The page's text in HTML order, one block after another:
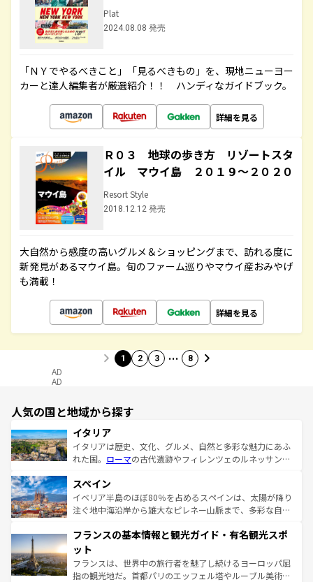
Plat
2024.08.08 発売
「ＮＹでやるべきこと」「見るべきもの」を、現地ニューヨー
カーと達人編集者が厳選紹介！！ ハンディなガイドブック。
詳細を見る
Ｒ０３ 地球の歩き方 リゾートスタ
イル マウイ島 ２０１９～２０２０
Resort Style
2018.12.12 発売
大自然から感度の高いグルメ＆ショッピングまで、訪れる度に
新発見があるマウイ島。旬のファーム巡りやマウイ産おみやげ
も満載！
詳細を見る
1 2 3 … 8
AD
AD
人気の国と地域から探す
イタリア
イタリアは歴史、文化、グルメ、自然と多彩な魅力にあふ
れた国。 ローマの古代遺跡やフィレンツェのルネッサンス
ろん、トスカーナの美しい田園風景やアマルフィ海岸の絶
景など、自然景観も見逃せない。観光の合間には、本場の
ピザやパスタなど、絶品のイタリア料理を堪能することも
ませてくれるイタリアで、忘れられない旅をしてみよう！
なお、新着のイタリア情報は
しい。
スペイン
イベリア半島のほぼ80％を占めるスペインは、太陽が降り
注ぐ地中海沿岸から雄大なピレネー山脈まで、多彩な自然
文化が根付くこの国では、情熱的なフラメンコ、熱気あふ
れる闘牛、そして美味しいタパスが生活の一部となってい
る。首都マドリードの洗練された雰囲気や、バルセロナの
アートに溢れた街角から、地方では古代ローマ遺跡や中世
フランスの基本情報と観光ガイド・有名観光スポ
ット
フランスは、世界中の旅行者を魅了し続けるヨーロッパ屈
指の観光地だ。首都パリのエッフェル塔やルーブル美術館